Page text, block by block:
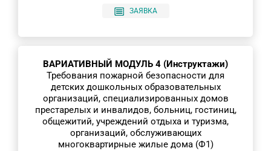
ЗАЯВКА
ВАРИАТИВНЫЙ МОДУЛЬ 4 (Инструктажи)
Требования пожарной безопасности для
детских дошкольных образовательных
организаций, специализированных домов
престарелых и инвалидов, больниц, гостиниц,
общежитий, учреждений отдыха и туризма,
организаций, обслуживающих
многоквартирные жилые дома (Ф1)